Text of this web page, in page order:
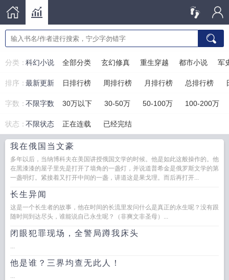
分类： 全部分类 玄幻修真 重生穿越 都市小说 军
科幻小说
排序： 日排行榜 周排行榜 月排行榜 总排行榜
最新更新
字数：不限字数 30万以下 30-50万 50-100万 100-200万
状态：不限状态 正在连载 已经完结
我在俄国当文豪
多年以后，当纳博科夫在美国讲授俄国文学的时候。他是如此这般操作的。他
在黑漆漆的屋子里先是打开了墙角的一盏灯，并说道普希金是俄罗斯文学的第
一盏明灯。紧接着又打开中间的一盏，讲道这是果戈理。而后再打开...
长生异闻
这是一个长生者的故事，他在时间的长流里发问什么是真正的永生呢？没有跟
随时间到达尽头，谁能说自己永生呢？（非爽文非圣母）...
闭眼犯罪现场，全警局蹲我床头
...
他是谁？三界均查无此人！
...